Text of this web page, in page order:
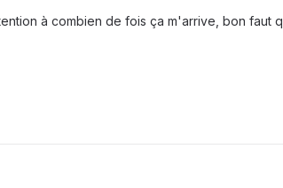
à combien de fois ça m'arrive, bon faut